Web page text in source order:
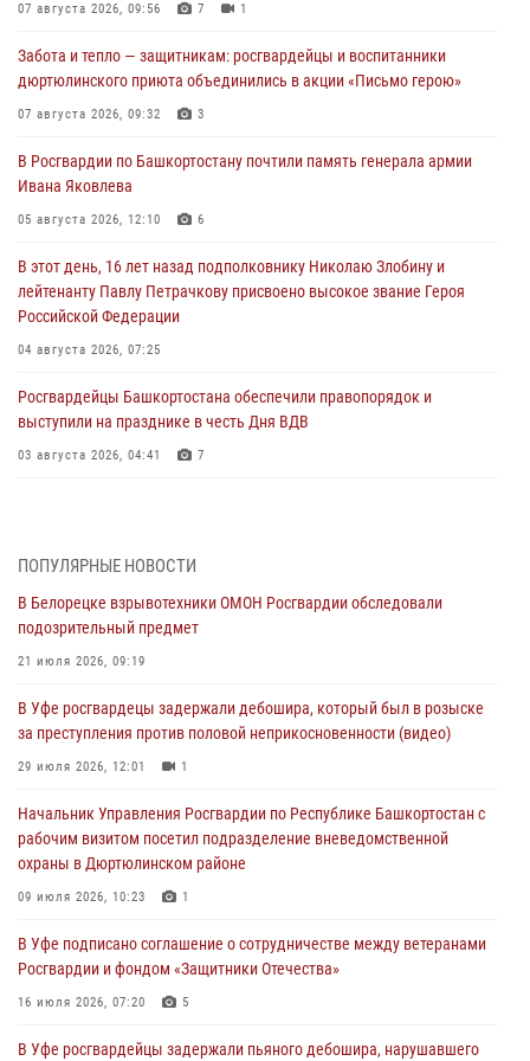
07 августа 2026, 09:56 7 1
Забота и тепло — защитникам: росгвардейцы и воспитанники
дюртюлинского приюта объединились в акции «Письмо герою»
07 августа 2026, 09:32 3
В Росгвардии по Башкортостану почтили память генерала армии
Ивана Яковлева
05 августа 2026, 12:10 6
В этот день, 16 лет назад подполковнику Николаю Злобину и
лейтенанту Павлу Петрачкову присвоено высокое звание Героя
Российской Федерации
04 августа 2026, 07:25
Росгвардейцы Башкортостана обеспечили правопорядок и
выступили на празднике в честь Дня ВДВ
03 августа 2026, 04:41 7
03 августа 2026, 04:30 8
В Башкирии росгвардейцы провели волейбольный турнир на
открытом воздухе
03 августа 2026, 04:29
В Уфе росгвардейцы по горячим следам задержали
подозреваемого в открытом хищении из аптеки (видео)
03 августа 2026, 04:15
Начальник отделения учёта и комплектования Росгвардии
Башкортостана ответил на вопросы граждан
30 июля 2026, 12:54
за преступления против половой неприкосновенности (видео)
29 июля 2026, 12:01
ПОПУЛЯРНЫЕ НОВОСТИ
В Белорецке взрывотехники ОМОН Росгвардии обследовали
подозрительный предмет
21 июля 2026, 09:19
В Уфе росгвардецы задержали дебошира, который был в розыске
за преступления против половой неприкосновенности (видео)
29 июля 2026, 12:01 1
Начальник Управления Росгвардии по Республике Башкортостан с
рабочим визитом посетил подразделение вневедомственной
охраны в Дюртюлинском районе
09 июля 2026, 10:23 1
В Уфе подписано соглашение о сотрудничестве между ветеранами
Росгвардии и фондом «Защитники Отечества»
16 июля 2026, 07:20 5
В Уфе росгвардейцы задержали пьяного дебошира, нарушавшего